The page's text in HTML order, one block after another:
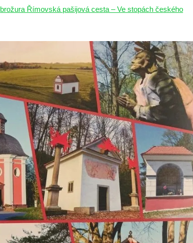
brožura Římovská pašijová cesta – Ve stopách českého